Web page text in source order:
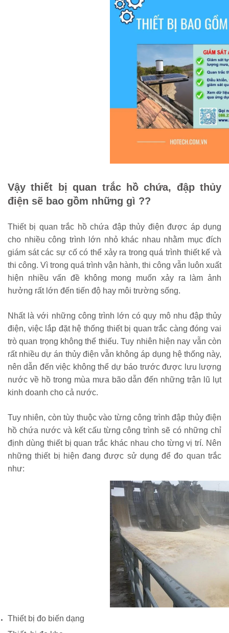
Vậythiết bị quan trắc hồ chứa, đập thủy
điện sẽ bao gồm những gì ??
Thiết bị quan trắc hồ chứa đập thủy điện được áp dụng
cho nhiều công trình lớn nhỏ khác nhau nhằm mục đích
giám sát các sự cố có thể xảy ra trong quá trình thiết kế và
thi công. Vì trong quá trình vận hành, thi công vẫn luôn xuất
hiện nhiều vấn đề không mong muốn xảy ra làm ảnh
hưởng rất lớn đến tiến độ hay môi trường sống.
Nhất là với những công trình lớn có quy mô nhu đập thủy
điện, việc lắp đặt hệ thống thiết bị quan trắc càng đóng vai
trò quan trọng không thể thiếu. Tuy nhiên hiện nay vẫn còn
rất nhiều dự án thủy điện vẫn không áp dụng hệ thống này,
nên dẫn đến việc không thể dự báo trước được lưu lượng
nước về hồ trong mùa mưa bão dẫn đến những trận lũ lụt
kinh doanh cho cả nước.
Tuy nhiên, còn tùy thuộc vào từng công trình đập thủy điện
hồ chứa nước và kết cấu từng công trình sẽ có những chỉ
định dùng thiết bị quan trắc khác nhau cho từng vị trí. Nên
những thiết bị hiện đang được sử dụng để đo quan trắc
như:
Thiết bị đo biến dạng